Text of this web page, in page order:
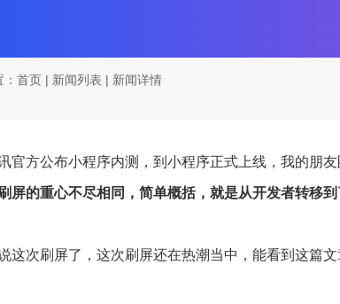
首页 | 新闻列表 | 新闻详情
官方公布小程序内测，到小程序正式上线，我的朋
屏的重心不尽相同，简单概括，就是从开发者转移到
这次刷屏了，这次刷屏还在热潮当中，能看到这篇